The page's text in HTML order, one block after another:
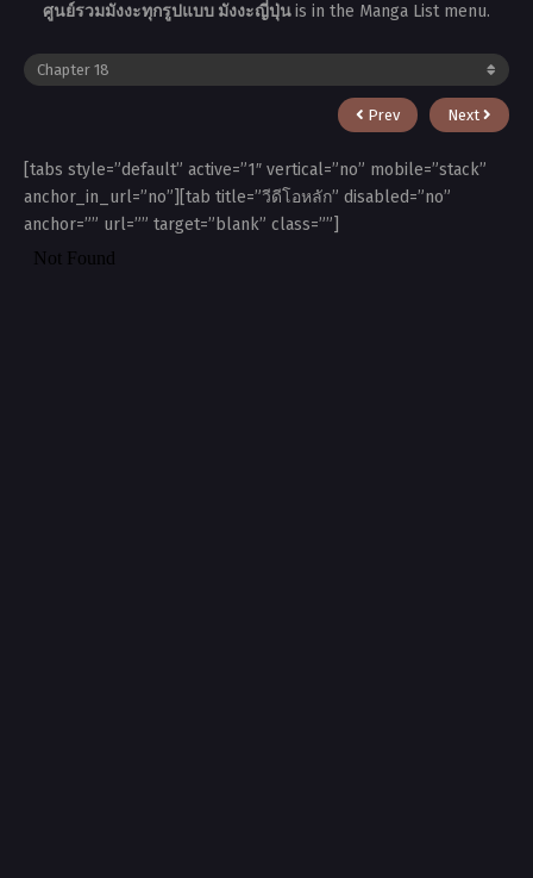
ศูนย์รวมมังงะทุกรูปแบบ มังงะญี่ปุ่นis in the Manga List menu.
Prev Next
[tabs style=”default” active=”1″ vertical=”no” mobile=”stack”
anchor_in_url=”no”][tab title=”วีดีโอหลัก” disabled=”no”
anchor=”” url=”” target=”blank” class=””]